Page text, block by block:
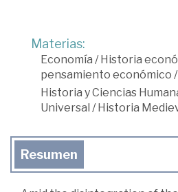
Materias:
Economía /Historia
pensamiento económico /
Historia y Ciencias
Universal /Historia
Resumen